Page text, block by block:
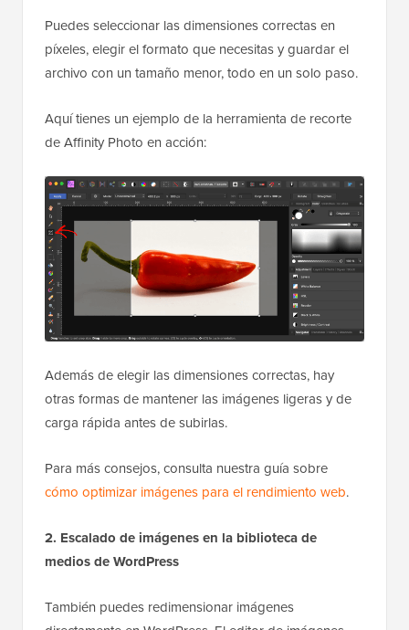
Puedes seleccionar las dimensiones correctas en
píxeles, elegir el formato que necesitas y guardar el
archivo con un tamaño menor, todo en un solo paso.
Aquí tienes un ejemplo de la herramienta de recorte
de Affinity Photo en acción:
Además de elegir las dimensiones correctas, hay
otras formas de mantener las imágenes ligeras y de
carga rápida antes de subirlas.
Para más consejos, consulta nuestra guía sobre
cómo optimizar imágenes para el rendimiento web.
2. Escalado de imágenes en la biblioteca de
medios de WordPress
También puedes redimensionar imágenes